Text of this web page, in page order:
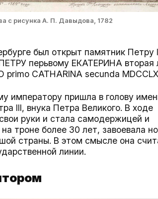
с рисунка А. П. Давыдова, 1782
был открыт памятник Петру
перьвому ЕКАТЕРИНА вторая
CATHARINA secunda
императору пришла в голову
III, внука Петра Великого. В ходе
руки и стала самодержицей и
троне более 30 лет, завоевала
страны. В этом смысле она
линии.